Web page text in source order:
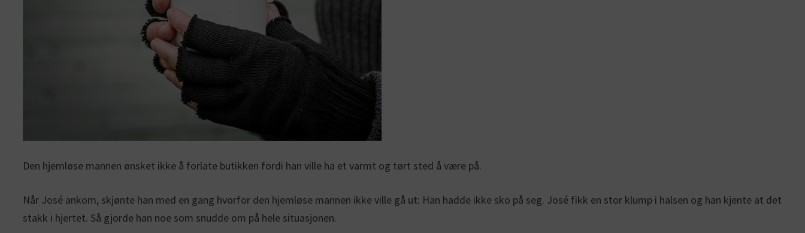
Den hjemløse mannen ønsket ikke å forlate butikken fordi han ville ha et varmt og tørt sted å være på.
Når José ankom, skjønte han med en gang hvorfor den hjemløse mannen ikke ville gå ut: Han hadde ikke sko på seg. José fikk en stor klump i halsen og han kjente at det
stakk i hjertet. Så gjorde han noe som snudde om på hele situasjonen.